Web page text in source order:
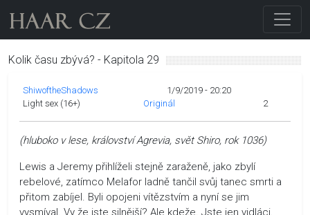
Kolik času zbývá? - Kapitola 29
ShiwoftheShadows
1/9/2019 - 20:20
Light sex (16+)
Originál 2
(hluboko v lese, království Agrevia, svět Shiro, rok 1036)
Lewis a Jeremy přihlíželi stejně zaraženě, jako zbylí
rebelové, zatímco Melafor ladně tančil svůj tanec smrti a
přitom zabíjel. Byli opojeni vítězstvím a nyní se jim
vysmíval. Vy že jste silnější? Ale kdeže. Jste jen vidláci,